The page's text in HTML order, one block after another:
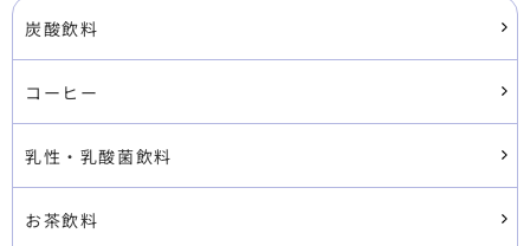
炭酸飲料
コーヒー
乳性・乳酸菌飲料
お茶飲料